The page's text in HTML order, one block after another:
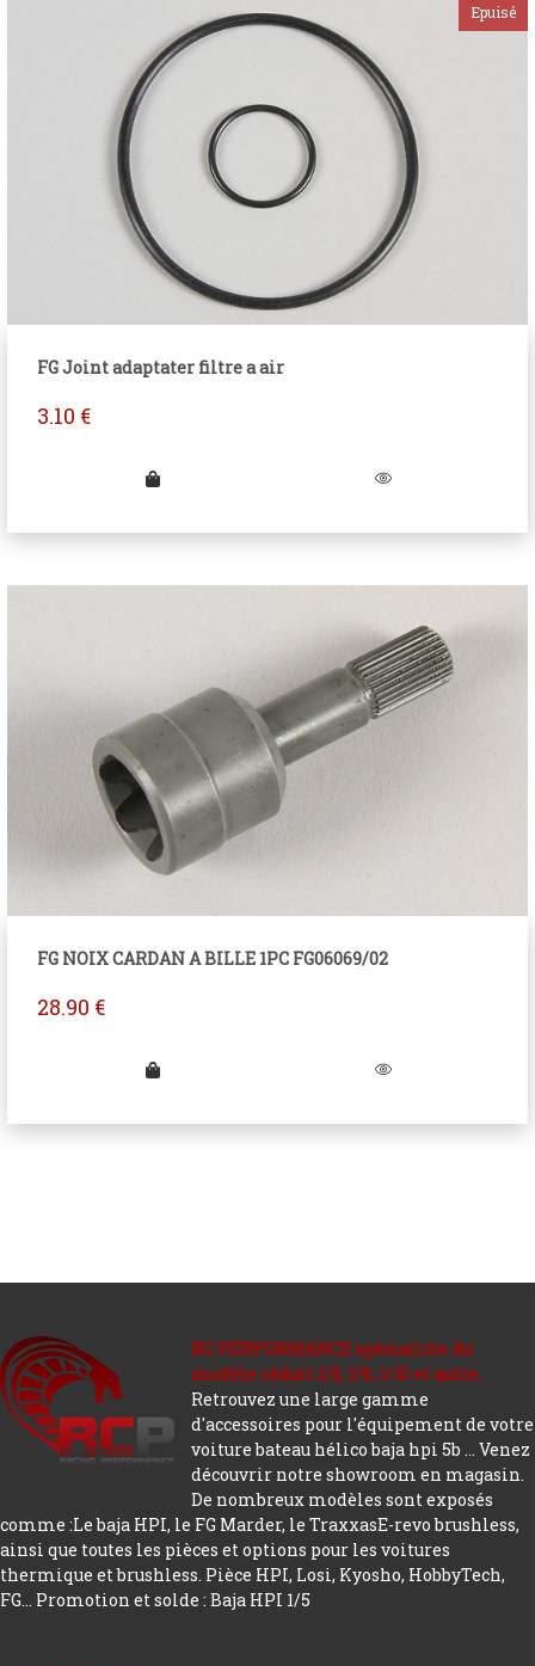
FG Joint adaptater filtre a air
3.10 €
FG NOIX CARDAN A BILLE 1PC FG06069/02
28.90 €
RC PERFORMANCE spécialiste du
modèle réduit 1/5, 1/8, 1/10 et autre.
Retrouvez une large gamme
d'accessoires pour l'équipement de votre
voiture bateau hélico baja hpi 5b ... Venez
découvrir notre showroom en magasin.
De nombreux modèles sont exposés
comme :Le baja HPI, le FG Marder, le TraxxasE-revo brushless,
ainsi que toutes les pièces et options pour les voitures
thermique et brushless. Pièce HPI, Losi, Kyosho, HobbyTech,
FG... Promotion et solde : Baja HPI 1/5